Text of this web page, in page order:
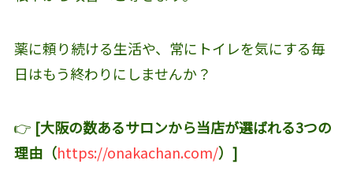
薬に頼り続ける生活や、常にトイレを気にする毎
日はもう終わりにしませんか？
👉 [大阪の数あるサロンから当店が選ばれる3つの
理由（https://onakachan.com/）]